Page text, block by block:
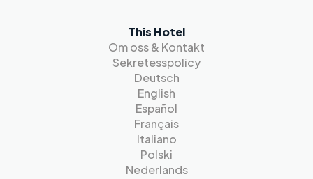
This Hotel
Om oss & Kontakt
Sekretesspolicy
Deutsch
English
Español
Français
Italiano
Polski
Nederlands